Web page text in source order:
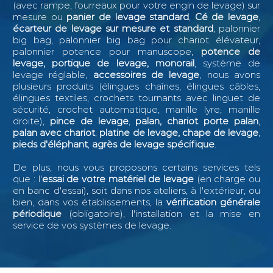
(avec rampe, fourreaux pour votre engin de levage) sur
mesure ou panier de levage standard, Cé de levage,
écarteur de levage sur mesure et standard, palonnier
big bag, palonnier big bag pour chariot élévateur,
palonnier potence pour manuscope, potence de
levage, portique de levage, monorail, système de
levage réglable, accessoires de levage, nous avons
plusieurs produits (élingues chaînes, élingues câbles,
élingues textiles, crochets tournants avec linguet de
sécurité, crochet automatique, manille lyre, manille
droite), pince de levage, palan, chariot porte palan,
palan avec chariot, platine de levage, chape de levage,
pieds d'éléphant, agrès de levage spécifique.
De plus, nous vous proposons certains services tels
que : l'essai de votre matériel de levage (en charge ou
en banc d'essai), soit dans nos ateliers, à l'extérieur, ou
bien, dans vos établissements, la vérification générale
périodique (obligatoire), l'installation et la mise en
service de vos systèmes de levage.